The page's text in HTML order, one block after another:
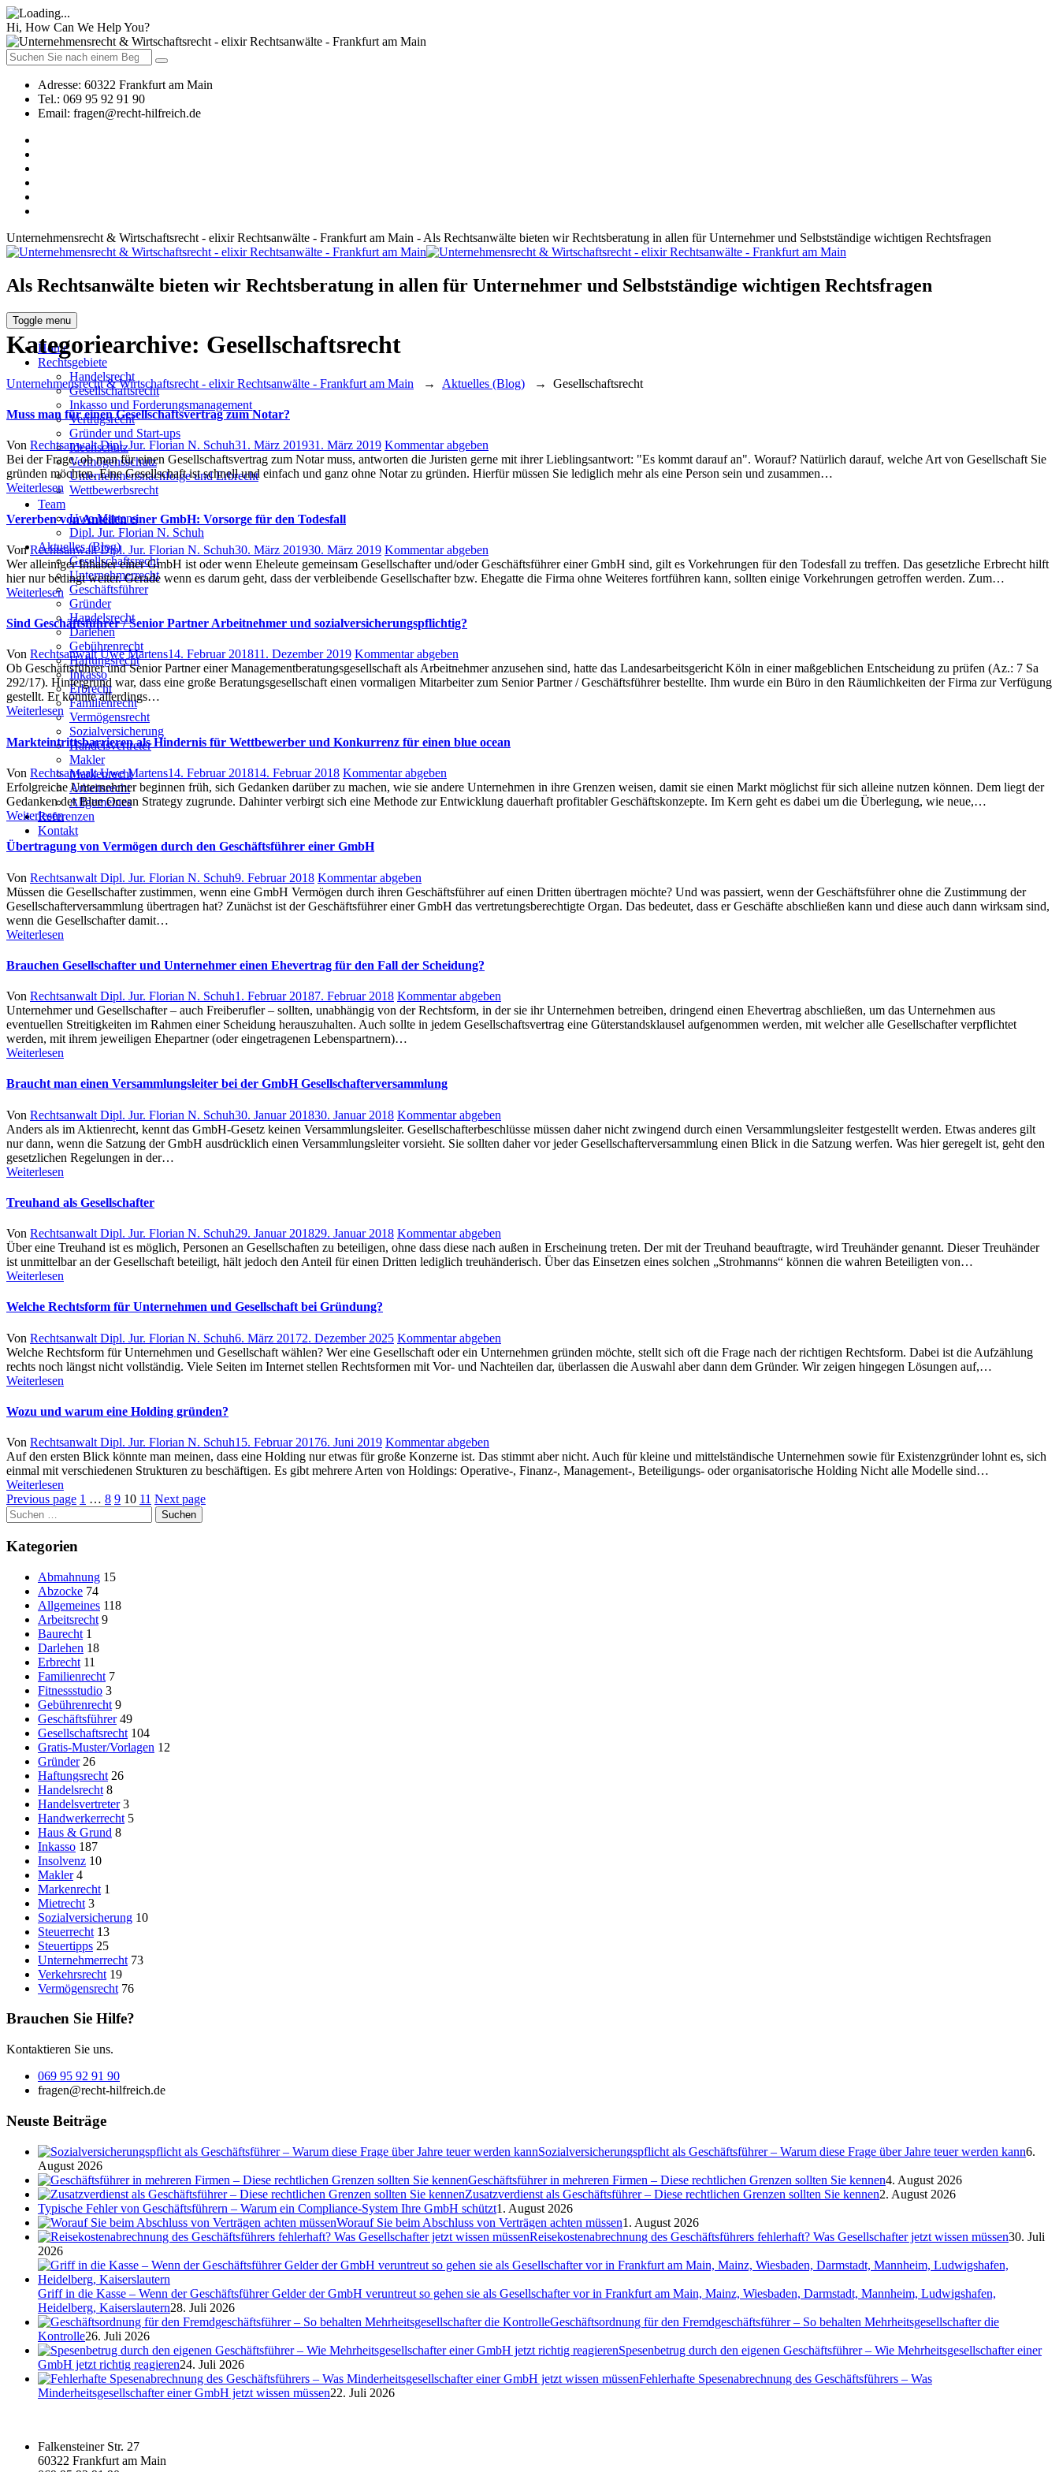
Hi, How Can We Help You?
Adresse: 60322 Frankfurt am Main
Tel.: 069 95 92 91 90
Email: fragen@recht-hilfreich.de
Unternehmensrecht & Wirtschaftsrecht - elixir Rechtsanwälte - Frankfurt am Main - Als Rechtsanwälte bieten wir Rechtsberatung in allen für Unternehmer und Selbstständige wichtigen Rechtsfragen
Als Rechtsanwälte bieten wir Rechtsberatung in allen für Unternehmer und Selbstständige wichtigen Rechtsfragen
Toggle menu
Home
Rechtsgebiete
Handelsrecht
Gesellschaftsrecht
Inkasso und Forderungsmanagement
Vertragsrecht
Gründer und Start-ups
Ideenschutz
Vermögensschutz
Unternehmensnachfolge und Erbrecht
Wettbewerbsrecht
Team
Uwe Martens
Dipl. Jur. Florian N. Schuh
Aktuelles (Blog)
Gesellschaftsrecht
Unternehmerrecht
Geschäftsführer
Gründer
Handelsrecht
Darlehen
Gebührenrecht
Haftungsrecht
Inkasso
Erbrecht
Familienrecht
Vermögensrecht
Sozialversicherung
Handelsvertreter
Makler
Markenrecht
Arbeitsrecht
Allgemeines
Referenzen
Kontakt
Kategoriearchive: Gesellschaftsrecht
Unternehmensrecht & Wirtschaftsrecht - elixir Rechtsanwälte - Frankfurt am Main → Aktuelles (Blog) → Gesellschaftsrecht
Muss man für einen Gesellschaftsvertrag zum Notar?
Author
Von Rechtsanwalt Dipl. Jur. Florian N. SchuhPosted
on
31. März 201931. März 2019 Kommentar abgeben
Bei der Frage, ob man für einen Gesellschaftsvertrag zum Notar muss, antworten die Juristen gerne mit ihrer Lieblingsantwort: "Es kommt darauf an". Worauf? Natürlich darauf, welche Art von Gesellschaft Sie
gründen möchten. Eine Gesellschaft ist schnell und einfach und ganz ohne Notar zu gründen. Hierfür müssen Sie lediglich mehr als eine Person sein und zusammen…
Weiterlesen
Vererben von Anteilen einer GmbH: Vorsorge für den Todesfall
Author
VonRechtsanwalt Dipl. Jur. Florian N. SchuhPosted
on
30. März 201930. März 2019 Kommentar abgeben
Wer alleiniger Inhaber einer GmbH ist oder wenn Eheleute gemeinsam Gesellschafter und/oder Geschäftsführer einer GmbH sind, gilt es Vorkehrungen für den Todesfall zu treffen. Das gesetzliche Erbrecht hilft
hier nur bedingt weiter. Gerade wenn es darum geht, dass der verbleibende Gesellschafter bzw. Ehegatte die Firma ohne Weiteres fortführen kann, sollten einige Vorkehrungen getroffen werden. Zum…
Weiterlesen
Sind Geschäftsführer / Senior Partner Arbeitnehmer und sozialversicherungspflichtig?
Author
Von Rechtsanwalt Uwe MartensPosted
on
14. Februar 201811. Dezember 2019 Kommentar abgeben
Ob Geschäftsführer und Senior Partner einer Managementberatungsgesellschaft als Arbeitnehmer anzusehen sind, hatte das Landesarbeitsgericht Köln in einer maßgeblichen Entscheidung zu prüfen (Az.: 7 Sa
292/17). Hintergrund war, dass eine große Beratungsgesellschaft einen vormaligen Mitarbeiter zum Senior Partner / Geschäftsführer bestellte. Ihm wurde ein Büro in den Räumlichkeiten der Firma zur Verfügung
gestellt. Er konnte allerdings…
Weiterlesen
Markteintrittsbarrieren als Hindernis für Wettbewerber und Konkurrenz für einen blue ocean
Author
Von Rechtsanwalt Uwe MartensPosted
on
14. Februar 201814. Februar 2018 Kommentar abgeben
Erfolgreiche Unternehmer beginnen früh, sich Gedanken darüber zu machen, wie sie andere Unternehmen in ihre Grenzen weisen, damit sie einen Markt möglichst für sich alleine nutzen können. Dem liegt der
Gedanken der Blue Ocean Strategy zugrunde. Dahinter verbirgt sich eine Methode zur Entwicklung dauerhaft profitabler Geschäftskonzepte. Im Kern geht es dabei um die Überlegung, wie neue,…
Weiterlesen
Übertragung von Vermögen durch den Geschäftsführer einer GmbH
Author
Von Rechtsanwalt Dipl. Jur. Florian N. SchuhPosted
on
9. Februar 2018 Kommentar abgeben
Müssen die Gesellschafter zustimmen, wenn eine GmbH Vermögen durch ihren Geschäftsführer auf einen Dritten übertragen möchte? Und was passiert, wenn der Geschäftsführer ohne die Zustimmung der
Gesellschafterversammlung übertragen hat? Zunächst ist der Geschäftsführer einer GmbH das vertretungsberechtigte Organ. Das bedeutet, dass er Geschäfte abschließen kann und diese auch dann wirksam sind,
wenn die Gesellschafter damit…
Weiterlesen
Brauchen Gesellschafter und Unternehmer einen Ehevertrag für den Fall der Scheidung?
Author
Von Rechtsanwalt Dipl. Jur. Florian N. SchuhPosted
on
1. Februar 20187. Februar 2018 Kommentar abgeben
Unternehmer und Gesellschafter – auch Freiberufler – sollten, unabhängig von der Rechtsform, in der sie ihr Unternehmen betreiben, dringend einen Ehevertrag abschließen, um das Unternehmen aus
eventuellen Streitigkeiten im Rahmen einer Scheidung herauszuhalten. Auch sollte in jedem Gesellschaftsvertrag eine Güterstandsklausel aufgenommen werden, mit welcher alle Gesellschafter verpflichtet
werden, mit ihrem jeweiligen Ehepartner (oder eingetragenen Lebenspartnern)…
Weiterlesen
Braucht man einen Versammlungsleiter bei der GmbH Gesellschafterversammlung
Author
Von Rechtsanwalt Dipl. Jur. Florian N. SchuhPosted
on
30. Januar 201830. Januar 2018 Kommentar abgeben
Anders als im Aktienrecht, kennt das GmbH-Gesetz keinen Versammlungsleiter. Gesellschafterbeschlüsse müssen daher nicht zwingend durch einen Versammlungsleiter festgestellt werden. Etwas anderes gilt
nur dann, wenn die Satzung der GmbH ausdrücklich einen Versammlungsleiter vorsieht. Sie sollten daher vor jeder Gesellschafterversammlung einen Blick in die Satzung werfen. Was hier geregelt ist, geht den
gesetzlichen Regelungen in der…
Weiterlesen
Treuhand als Gesellschafter
Author
Von Rechtsanwalt Dipl. Jur. Florian N. SchuhPosted
on
29. Januar 201829. Januar 2018 Kommentar abgeben
Über eine Treuhand ist es möglich, Personen an Gesellschaften zu beteiligen, ohne dass diese nach außen in Erscheinung treten. Der mit der Treuhand beauftragte, wird Treuhänder genannt. Dieser Treuhänder
ist unmittelbar an der Gesellschaft beteiligt, hält jedoch den Anteil für einen Dritten lediglich treuhänderisch. Über das Einsetzen eines solchen „Strohmanns“ können die wahren Beteiligten von…
Weiterlesen
Welche Rechtsform für Unternehmen und Gesellschaft bei Gründung?
Author
Von Rechtsanwalt Dipl. Jur. Florian N. SchuhPosted
on
6. März 20172. Dezember 2025 Kommentar abgeben
Welche Rechtsform für Unternehmen und Gesellschaft wählen? Wer eine Gesellschaft oder ein Unternehmen gründen möchte, stellt sich oft die Frage nach der richtigen Rechtsform. Dabei ist die Aufzählung
rechts noch längst nicht vollständig. Viele Seiten im Internet stellen Rechtsformen mit Vor- und Nachteilen dar, überlassen die Auswahl aber dann dem Gründer. Wir zeigen hingegen Lösungen auf,…
Weiterlesen
Wozu und warum eine Holding gründen?
Author
Von Rechtsanwalt Dipl. Jur. Florian N. SchuhPosted
on
15. Februar 20176. Juni 2019 Kommentar abgeben
Auf den ersten Blick könnte man meinen, dass eine Holding nur etwas für große Konzerne ist. Das stimmt aber nicht. Auch für kleine und mittelständische Unternehmen sowie für Existenzgründer lohnt es, sich
einmal mit verschiedenen Strukturen zu beschäftigen. Es gibt mehrere Arten von Holdings: Operative-, Finanz-, Management-, Beteiligungs- oder organisatorische Holding Nicht alle Modelle sind…
Weiterlesen
Previous page 1 … 8 9 10 11 Next page
Suchen
nach:
Kategorien
Abmahnung 15
Abzocke 74
Allgemeines 118
Arbeitsrecht 9
Baurecht 1
Darlehen 18
Erbrecht 11
Familienrecht 7
Fitnessstudio 3
Gebührenrecht 9
Geschäftsführer 49
Gesellschaftsrecht 104
Gratis-Muster/Vorlagen 12
Gründer 26
Haftungsrecht 26
Handelsrecht 8
Handelsvertreter 3
Handwerkerrecht 5
Haus & Grund 8
Inkasso 187
Insolvenz 10
Makler 4
Markenrecht 1
Mietrecht 3
Sozialversicherung 10
Steuerrecht 13
Steuertipps 25
Unternehmerrecht 73
Verkehrsrecht 19
Vermögensrecht 76
Brauchen Sie Hilfe?
Kontaktieren Sie uns.
069 95 92 91 90
fragen@recht-hilfreich.de
Neuste Beiträge
Sozialversicherungspflicht als Geschäftsführer – Warum diese Frage über Jahre teuer werden kann6.
August 2026
Geschäftsführer in mehreren Firmen – Diese rechtlichen Grenzen sollten Sie kennen4. August 2026
Zusatzverdienst als Geschäftsführer – Diese rechtlichen Grenzen sollten Sie kennen2. August 2026
Typische Fehler von Geschäftsführern – Warum ein Compliance-System Ihre GmbH schützt1. August 2026
Worauf Sie beim Abschluss von Verträgen achten müssen1. August 2026
Reisekostenabrechnung des Geschäftsführers fehlerhaft? Was Gesellschafter jetzt wissen müssen30. Juli
2026
Griff in die Kasse – Wenn der Geschäftsführer Gelder der GmbH veruntreut so gehen sie als Gesellschafter vor in Frankfurt am Main, Mainz, Wiesbaden, Darmstadt, Mannheim, Ludwigshafen,
Heidelberg, Kaiserslautern28. Juli 2026
Geschäftsordnung für den Fremdgeschäftsführer – So behalten Mehrheitsgesellschafter die
Kontrolle26. Juli 2026
Spesenbetrug durch den eigenen Geschäftsführer – Wie Mehrheitsgesellschafter einer
GmbH jetzt richtig reagieren24. Juli 2026
Fehlerhafte Spesenabrechnung des Geschäftsführers – Was
Minderheitsgesellschafter einer GmbH jetzt wissen müssen22. Juli 2026
Falkensteiner Str. 27
60322 Frankfurt am Main